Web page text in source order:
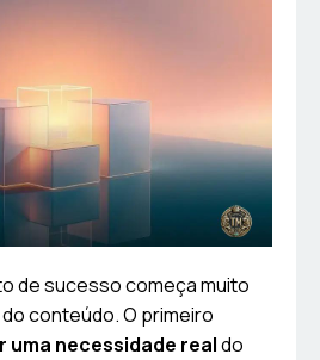
de sucesso começa muito
conteúdo. O primeiro
uma necessidade realdo